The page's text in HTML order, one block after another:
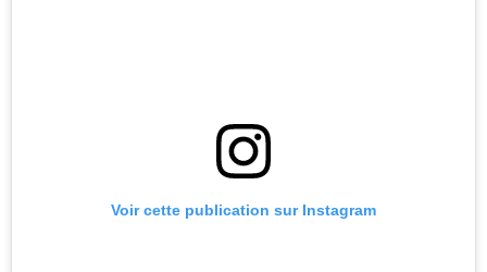
Voir cette publication sur Instagram